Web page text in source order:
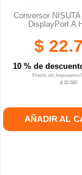
Conversor
DisplayPort A
$
10 % de
Precio sin Impuestos
$ 20.560
AÑADIR AL